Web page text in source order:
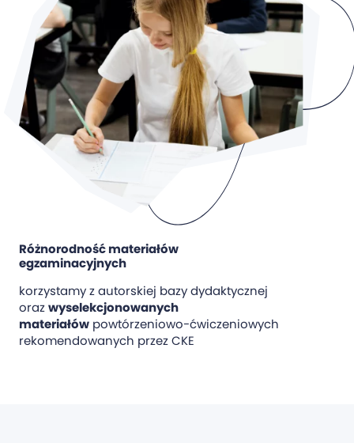
Różnorodność materiałów
egzaminacyjnych
korzystamy z autorskiej bazy dydaktycznej
orazwyselekcjonowanych
materiałów powtórzeniowo-ćwiczeniowych
rekomendowanych przez CKE